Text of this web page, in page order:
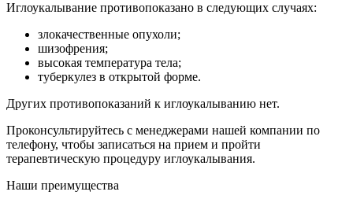
Иглоукалывание противопоказано в следующих случаях:
злокачественные опухоли;
шизофрения;
высокая температура тела;
туберкулез в открытой форме.
Других противопоказаний к иглоукалыванию нет.
Проконсультируйтесь с менеджерами нашей компании по
телефону, чтобы записаться на прием и пройти
терапевтическую процедуру иглоукалывания.
Наши преимущества